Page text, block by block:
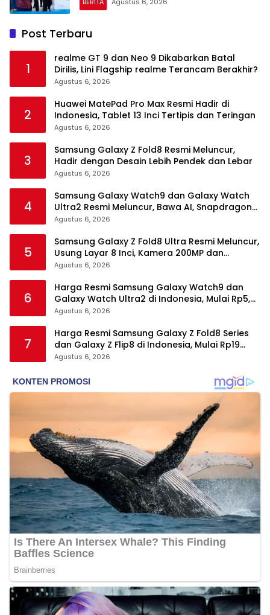
BERITA Agustus 6, 2026
Post Terbaru
1
realme GT 9 dan Neo 9 Dikabarkan Batal
Dirilis, Lini Flagship realme Terancam Berakhir?
Agustus 6, 2026
2
Huawei MatePad Pro Max Resmi Hadir di
Indonesia, Tablet 13 Inci Tertipis dan Teringan
Agustus 6, 2026
3
Samsung Galaxy Z Fold8 Resmi Meluncur,
Hadir dengan Desain Lebih Pendek dan Lebar
Agustus 6, 2026
4
Samsung Galaxy Watch9 dan Galaxy Watch
Ultra2 Resmi Meluncur, Bawa AI, Snapdragon
Wear Elite, dan Fitur Kesehatan Baru
Agustus 6, 2026
5
Samsung Galaxy Z Fold8 Ultra Resmi Meluncur,
Usung Layar 8 Inci, Kamera 200MP dan
Snapdragon 8 Elite Gen 5
Agustus 6, 2026
6
Harga Resmi Samsung Galaxy Watch9 dan
Galaxy Watch Ultra2 di Indonesia, Mulai Rp5,9
Jutaan
Agustus 6, 2026
7
Harga Resmi Samsung Galaxy Z Fold8 Series
dan Galaxy Z Flip8 di Indonesia, Mulai Rp19
Jutaan
Agustus 6, 2026